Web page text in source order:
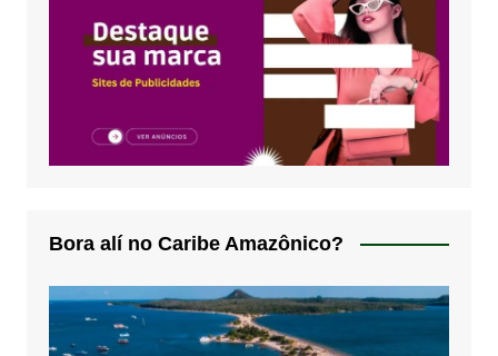
Bora alí no Caribe Amazônico?